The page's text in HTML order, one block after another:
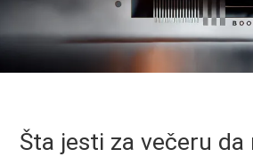
Šta jesti za večeru da